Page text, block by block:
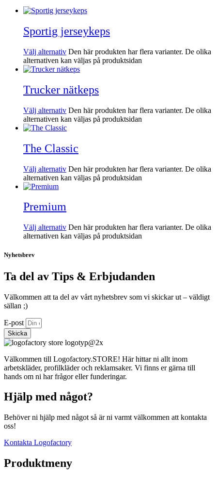
Sportig jerseykeps
Välj alternativ Den här produkten har flera varianter. De olika
alternativen kan väljas på produktsidan
Trucker nätkeps
Välj alternativ Den här produkten har flera varianter. De olika
alternativen kan väljas på produktsidan
The Classic
Välj alternativ Den här produkten har flera varianter. De olika
alternativen kan väljas på produktsidan
Premium
Välj alternativ Den här produkten har flera varianter. De olika
alternativen kan väljas på produktsidan
Nyhetsbrev
Ta del av Tips & Erbjudanden
Välkommen att ta del av vårt nyhetsbrev som vi skickar ut – väldigt
sällan ;)
E-post
Skicka
Välkommen till Logofactory.STORE! Här hittar ni allt inom
arbetskläder, profilkläder och reklamsaker. Vi finns er gärna till
hands om ni har frågor eller funderingar.
Hjälp med något?
Behöver ni hjälp med något så är ni varmt välkommen att kontakta
oss!
Kontakta Logofactory
Produktmeny